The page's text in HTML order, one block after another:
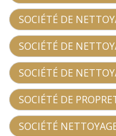
SOCIÉTÉ DE
SOCIÉTÉ DE
SOCIÉTÉ DE
SOCIÉTÉ DE
SOCIÉTÉ